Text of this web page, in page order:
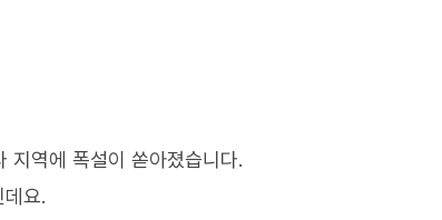
지역에 폭설이 쏟아졌습니다.
요.